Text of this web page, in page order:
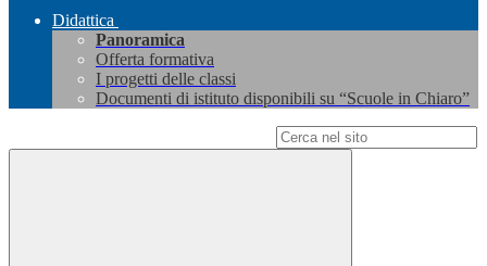
Didattica
Panoramica
Offerta formativa
I progetti delle classi
Documenti di istituto disponibili su “Scuole in Chiaro”